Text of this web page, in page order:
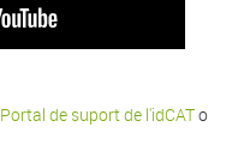
Portal de suport de l'idCATo